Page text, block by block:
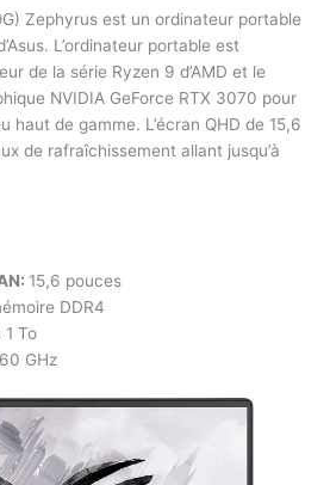
Zephyrus est un ordinateur portable
L’ordinateur portable est
de la série Ryzen 9 d’AMD et le
NVIDIA GeForce RTX 3070 pour
haut de gamme. L’écran QHD de 15,6
de rafraîchissement allant jusqu’à
15,6 pouces
DDR4
1 To
GHz